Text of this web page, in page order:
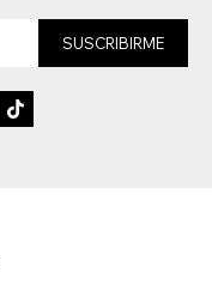
SUSCRIBIRME
